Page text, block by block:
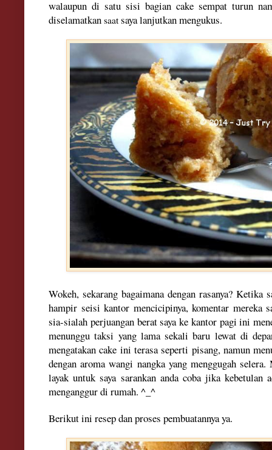
walaupun di satu sisi bagian cake sempat turun
diselamatkansaatsaya lanjutkan mengukus.
Wokeh, sekarang bagaimana dengan rasanya? Ketika
hampir seisikantor mencicipinya, komentar mereka
sia-sialah perjuangan berat saya ke kantor pagi ini me
menunggu taksi yang lama sekali baru lewat di
mengatakan cake ini terasa seperti pisang, namunme
dengan aroma wangi nangka yang menggugah selera.
layak untuk saya sarankan anda coba jika kebetulan
menganggur di rumah. ^_^
Berikut ini resep dan proses pembuatannya ya.